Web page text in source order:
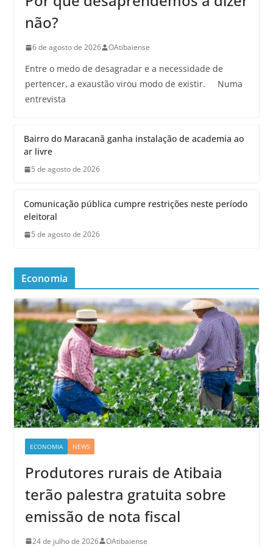
não?
6 de agosto de 2026 OAtibaiense
Entre o medo de desagradar e a necessidade de
pertencer, a exaustão virou modo de existir. Numa
entrevista
Bairro do Maracanã ganha instalação de academia ao
ar livre
5 de agosto de 2026
Comunicação pública cumpre restrições neste período
eleitoral
5 de agosto de 2026
Economia
ECONOMIA NEWS
Produtores rurais de Atibaia
terão palestra gratuita sobre
emissão de nota fiscal
24 de julho de 2026 OAtibaiense